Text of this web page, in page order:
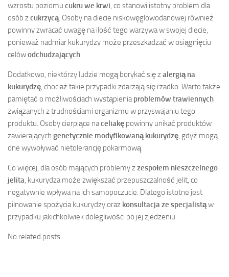
wzrostu poziomu cukru we krwi , co stanowi istotny problem dla
osób zcukrzycą . Osoby na diecie niskowęglowodanowej również
powinny zwracać uwagę na ilość tego warzywa w swojej diecie,
ponieważ nadmiar kukurydzy może przeszkadzać w osiągnięciu
celówodchudzających
Dodatkowo, niektórzy ludzie mogą borykać się zalergią na
kukurydzę , chociaż takie przypadki zdarzają się rzadko. Warto także
pamiętać o możliwościach wystąpienia problemów trawiennych
związanych z trudnościami organizmu w przyswajaniu tego
produktu. Osoby cierpiące naceliakę powinny unikać produktów
zawierających genetycznie modyfikowaną kukurydzę , gdyż mogą
one wywoływać nietolerancję pokarmową.
Co więcej, dla osób mających problemy zzespołem nieszczelnego
jelita , kukurydza może zwiększać przepuszczalność jelit, co
negatywnie wpływa na ich samopoczucie. Dlatego istotne jest
pilnowanie spożycia kukurydzy oraz konsultacja ze specjalistąw
przypadku jakichkolwiek dolegliwości po jej zjedzeniu.
No related posts.